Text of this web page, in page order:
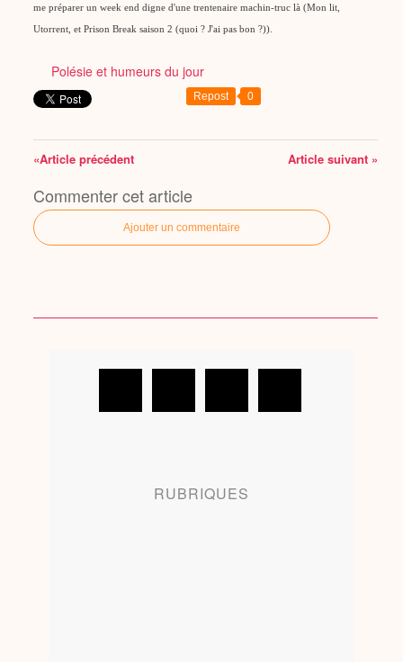
me préparer un week end digne d'une trentenaire machin-truc là (Mon lit,
Utorrent, et Prison Break saison 2 (quoi ? J'ai pas bon ?)).
Polésie et humeurs du jour
Repost 0
«Article précédent Article suivant »
Commenter cet article
Ajouter un commentaire
RUBRIQUES